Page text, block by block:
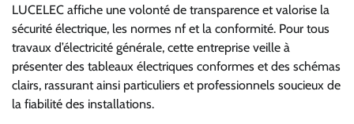
LUCELEC affiche une volonté de transparence et valorise la
sécurité électrique, les normes nf et la conformité. Pour tous
travaux d’électricité générale, cette entreprise veille à
présenter des tableaux électriques conformes et des schémas
clairs, rassurant ainsi particuliers et professionnels soucieux de
la fiabilité des installations.